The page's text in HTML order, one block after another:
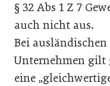
§ 32 Abs 1 Z 7
auch nicht aus.
Bei ausländischen
Unternehmen gilt
eine